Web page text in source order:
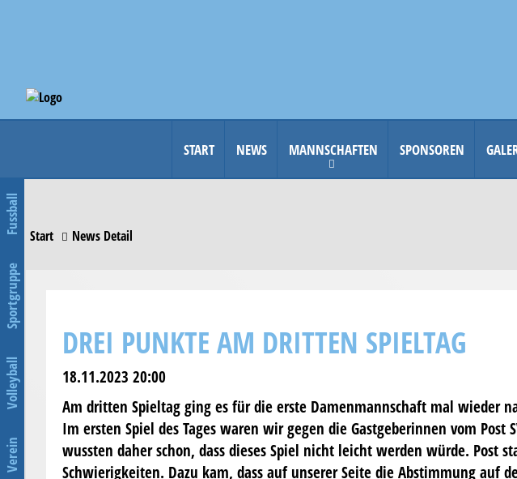
START NEWS MANNSCHAFTEN SPONSOREN
Start News Detail
DREI PUNKTE AM DRITTEN SPIELTAG
18.11.2023 20:00
Am dritten Spieltag ging es für die erste Damenmannschaft mal wieder
Im ersten Spiel des Tages waren wir gegen die Gastgeberinnen vom
wussten daher schon, dass dieses Spiel nicht leicht werden würde. Post
Schwierigkeiten. Dazu kam, dass auf unserer Seite die Abstimmung
Verein
Volleyball
Sportgruppe
Fussball